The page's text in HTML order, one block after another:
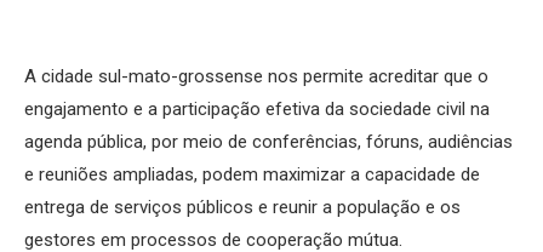
A cidade sul-mato-grossense nos permite acreditar que o
engajamento e a participação efetiva da sociedade civil na
agenda pública, por meio de conferências, fóruns, audiências
e reuniões ampliadas, podem maximizar a capacidade de
entrega de serviços públicos e reunir a população e os
gestores em processos de cooperação mútua.